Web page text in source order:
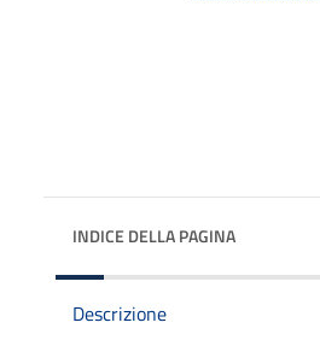
INDICE DELLA PAGINA
Descrizione